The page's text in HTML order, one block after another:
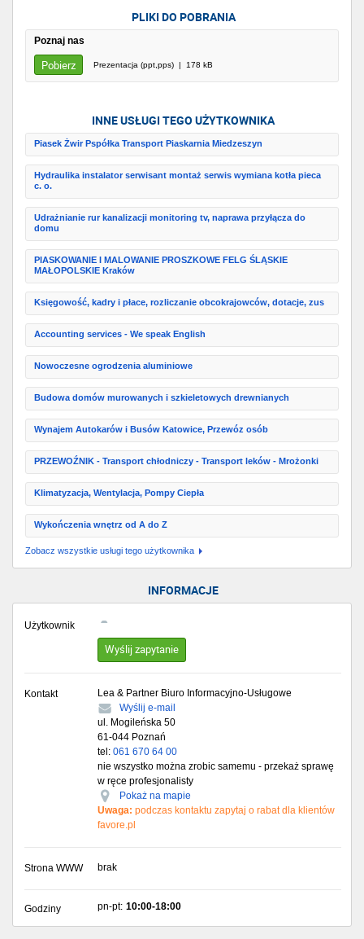
PLIKI DO POBRANIA
Poznaj nas
Pobierz Prezentacja (ppt,pps) | 178 kB
INNE USŁUGI TEGO UŻYTKOWNIKA
Piasek Żwir Pspółka Transport Piaskarnia Miedzeszyn
Hydraulika instalator serwisant montaż serwis wymiana kotła pieca
c. o.
Udrażnianie rur kanalizacji monitoring tv, naprawa przyłącza do
domu
PIASKOWANIE I MALOWANIE PROSZKOWE FELG ŚLĄSKIE
MAŁOPOLSKIE Kraków
Księgowość, kadry i płace, rozliczanie obcokrajowców, dotacje, zus
Accounting services - We speak English
Nowoczesne ogrodzenia aluminiowe
Budowa domów murowanych i szkieletowych drewnianych
Wynajem Autokarów i Busów Katowice, Przewóz osób
PRZEWOŹNIK - Transport chłodniczy - Transport leków - Mrożonki
Klimatyzacja, Wentylacja, Pompy Ciepła
Wykończenia wnętrz od A do Z
Zobacz wszystkie usługi tego użytkownika
INFORMACJE
Użytkownik
Wyślij zapytanie
Kontakt
Lea & Partner Biuro Informacyjno-Usługowe
Wyślij e-mail
ul. Mogileńska 50
61-044 Poznań
tel: 061 670 64 00
nie wszystko można zrobic samemu - przekaż sprawę
w ręce profesjonalisty
Pokaż na mapie
Uwaga: podczas kontaktu zapytaj o rabat dla klientów
favore.pl
Strona WWW brak
Godziny pn-pt: 10:00-18:00